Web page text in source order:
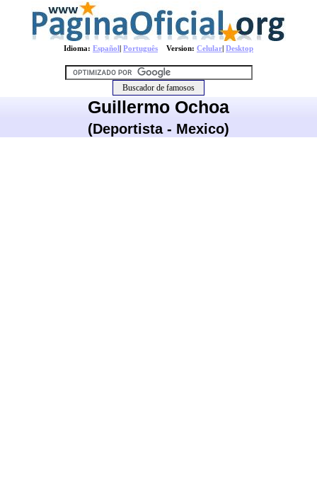
Idioma: Español| Português Version: Celular| Desktop
Guillermo Ochoa
(Deportista - Mexico)